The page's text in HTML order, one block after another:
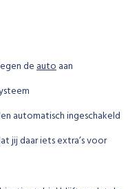
deautoaan
automatisch ingeschakeld
jij daar iets extra’s voor